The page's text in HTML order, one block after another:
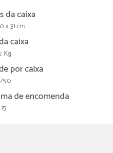
da caixa
x 31 cm
caixa
Kg
por caixa
50
de encomenda
15